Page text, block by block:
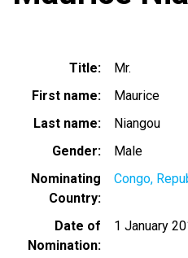
Title
Mr.
First name
Maurice
Last name
Niangou
Gender
Male
Nominating
Country
Congo,
Date of
Nomination
1 January